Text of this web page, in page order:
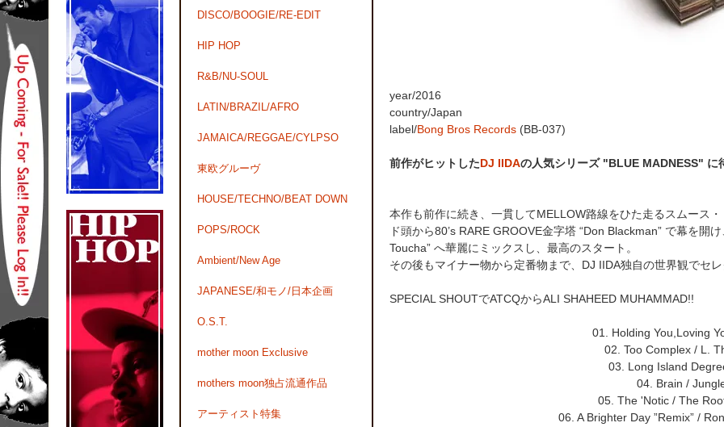
year/2016
country/Japan
label/Bong Bros Records (BB-037)
前作がヒットしたDJ IIDAの人気シリーズ "BLUE MADNESS" に
本作も前作に続き、一貫してMELLOW路線をひた走るスムース
ド頭から80’s RARE GROOVE金字塔 “Don Blackman” で幕を開
Toucha” へ華麗にミックスし、最高のスタート。
その後もマイナー物から定番物まで、DJ IIDA独自の世界観でセ
SPECIAL SHOUTでATCQからALI SHAHEED MUHAMMAD!!
01. Holding You,Loving
02. Too Complex / L.
03. Long Island
04. Brain /
05. The 'Notic / The
06. A Brighter Day ”Remix” /
DISCO/BOOGIE/RE-EDIT
HIP HOP
R&B/NU-SOUL
LATIN/BRAZIL/AFRO
JAMAICA/REGGAE/CYLPSO
東欧グルーヴ
HOUSE/TECHNO/BEAT DOWN
POPS/ROCK
Ambient/New Age
JAPANESE/和モノ/日本企画
O.S.T.
mother moon Exclusive
mothers moon独占流通作品
アーティスト特集